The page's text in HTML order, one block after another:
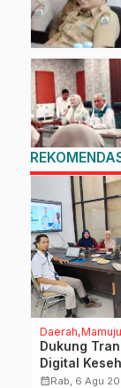
Daerah Mamuju
Dukung
Digital
Dinkes dan
calendar_monthRab, 6 Agu